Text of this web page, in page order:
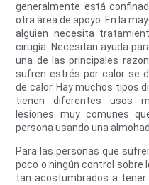
generalmente está
otra área de apoyo. En la
alguien necesita
cirugía. Necesitan ayuda
una de las principales
sufren estrés por calor se
de calor. Hay muchos tipos
tienen diferentes usos
lesiones muy comunes
persona usando una
Para las personas que
poco o ningún control sobre
tan acostumbrados a tener